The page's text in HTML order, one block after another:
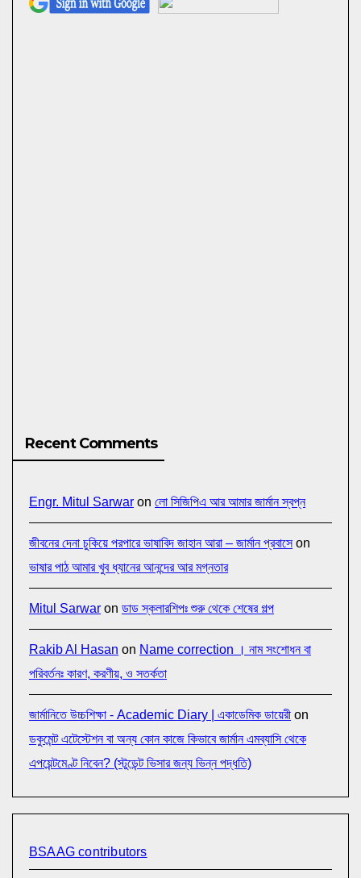
Recent Comments
Engr. Mitul Sarwar on লো সিজিপিএ আর আমার জার্মান স্বপ্ন
জীবনের দেনা চুকিয়ে পরপারে ভাষাবিদ জাহান আরা – জার্মান প্রবাসেon
ভাষার পাঠ আমার খুব ধ্যানের আনন্দের আর মগ্নতার
Mitul Sarwar on ডাড স্কলারশিপঃ শুরু থেকে শেষের গল্প
Rakib Al Hasan on Name correction । নাম সংশোধন বা
পরিবর্তনঃ কারণ, করণীয়, ও সতর্কতা
জার্মানিতে উচ্চশিক্ষা - Academic Diary | একাডেমিক ডায়েরী on
ডকুমেন্ট এটেস্টেশন বা অন্য কোন কাজে কিভাবে জার্মান এমব্যাসি থেকে
এপয়েন্টমেণ্ট নিবেন? (স্টুডেন্ট ভিসার জন্য ভিন্ন পদ্ধতি)
BSAAG contributors